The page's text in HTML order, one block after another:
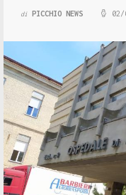
di PICCHIO NEWS 02/